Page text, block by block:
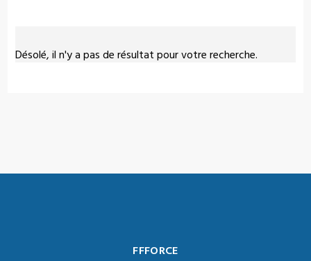
Désolé, il n'y a pas de résultat pour votre recherche.
FFFORCE